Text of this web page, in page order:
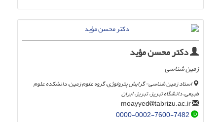
دکتر محسن مؤید
زمین شناسی
استاد زمین شناسی- گرایش پترولوژی، گروه علوم زمین، دانشکده علوم
طبیعی، دانشگاه تبریز، تبریز، ایران
tabrizu.ac.ir
0000-0002-7600-7482